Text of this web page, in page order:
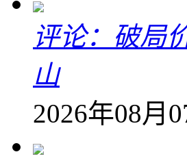
评论：破局
山
2026年08月